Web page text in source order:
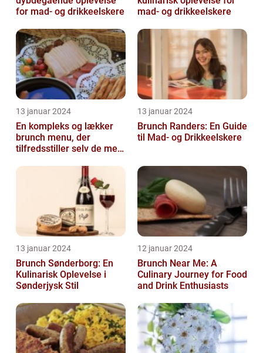
for mad- og drikkeelskere
mad- og drikkeelskere
13 januar 2024
En kompleks og lækker
brunch menu, der
tilfredsstiller selv de mest
13 januar 2024
Brunch Randers: En Guide
til Mad- og Drikkeelskere
13 januar 2024
Brunch Sønderborg: En
Kulinarisk Oplevelse i
Sønderjysk Stil
12 januar 2024
Brunch Near Me: A
Culinary Journey for Food
and Drink Enthusiasts